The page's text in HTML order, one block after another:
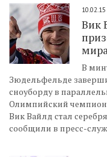
10.02.15
Вик
В
Зюдельфельде
сноуборду в
Олимпийский чемпион,
Вик Вайлд стал
сообщили в пресс-